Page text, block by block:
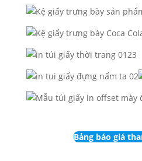
Bảng báo giá